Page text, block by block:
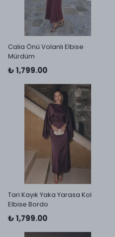
Calia Önü Volanlı Elbise
Mürdüm
₺ 1,799.00
Tari Kayık Yaka Yarasa Kol
Elbise Bordo
₺ 1,799.00